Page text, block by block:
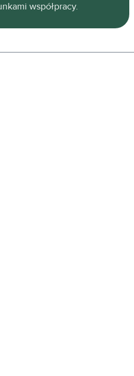
współpracy.